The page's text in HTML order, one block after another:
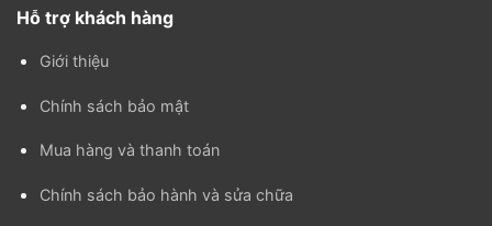
Hỗ trợ khách hàng
Giới thiệu
Chính sách bảo mật
Mua hàng và thanh toán
Chính sách bảo hành và sửa chữa